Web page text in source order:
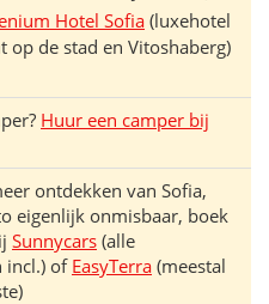
Hotel Sofia (luxehotel
op de stad en Vitoshaberg)
Huur een camper bij
ontdekken van Sofia,
eigenlijk onmisbaar, boek
Sunnycars (alle
incl.) of EasyTerra (meestal